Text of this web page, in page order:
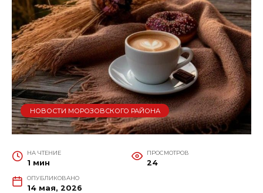
НОВОСТИ МОРОЗОВСКОГО РАЙОНА
НА ЧТЕНИЕ
1 мин
ПРОСМОТРОВ
24
ОПУБЛИКОВАНО
14 мая, 2026